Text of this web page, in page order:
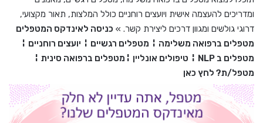
ומדריכים להעצמה אישית ויועצים רוחניים כולל המלצות, תאור מקצועי,
דרוגי גולשים ומגוון דרכים ליצירת קשר. » כניסה לאינדקס המטפלים
מטפלים ברפואה משלימה ¦ מטפלים רגשיים ¦ יועצים רוחניים ¦
מטפלים ב NLP
¦ טיפולים אונליין ¦ מטפלים ברפואה סינית ¦
מטפל/ת? לחץ כאן